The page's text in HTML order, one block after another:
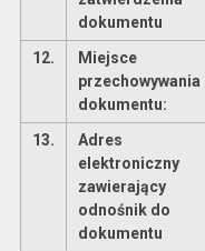
dokumentu
12.
Miejsce
przechowywania
dokumentu:
13.
Adres
elektroniczny
zawierający
odnośnik do
dokumentu